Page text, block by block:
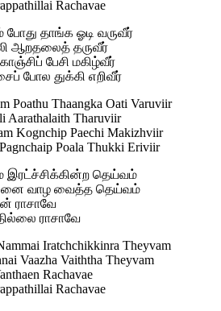
Rachavae
தாங்க ஓடி வருவீர்
ஆறதலைத் தருவீர்
பேசி மகிழ்வீர்
போல துக்கி எறிவீர்
Poathu Thaangka Oati Varuviir
Aarathalaith Tharuviir
Kognchip Paechi Makizhviir
Poala Thukki Eriviir
இரட்ச்சிக்கின்ற தெய்வம்
வாழ வைத்த தெய்வம்
ராசாவே
ராசாவே
Iratchchikkinra Theyvam
Vaazha Vaiththa Theyvam
Rachavae
Rachavae